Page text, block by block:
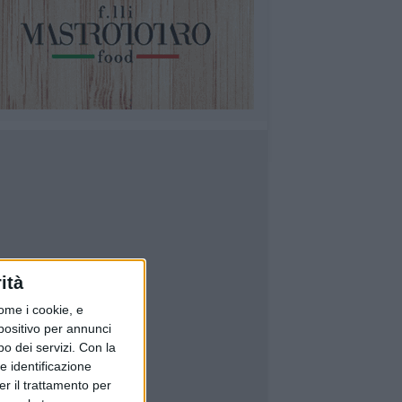
i cookie, e
per annunci
dei servizi. Con la
identificazione
il trattamento per